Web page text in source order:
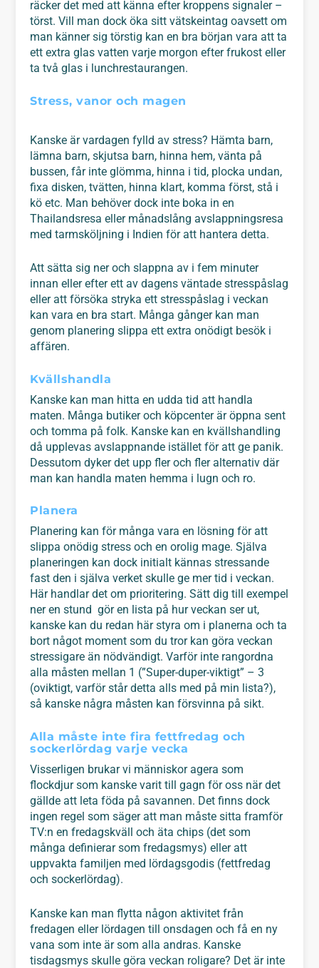
räcker det med att känna efter kroppens signaler –
törst. Vill man dock öka sitt vätskeintag oavsett om
man känner sig törstig kan en bra början vara att ta
ett extra glas vatten varje morgon efter frukost eller
ta två glas i lunchrestaurangen.
Stress, vanor och magen
Kanske är vardagen fylld av stress? Hämta barn,
lämna barn, skjutsa barn, hinna hem, vänta på
bussen, får inte glömma, hinna i tid, plocka undan,
fixa disken, tvätten, hinna klart, komma först, stå i
kö etc. Man behöver dock inte boka in en
Thailandsresa eller månadslång avslappningsresa
med tarmsköljning i Indien för att hantera detta.
Att sätta sig ner och slappna av i fem minuter
innan eller efter ett av dagens väntade stresspåslag
eller att försöka stryka ett stresspåslag i veckan
kan vara en bra start. Många gånger kan man
genom planering slippa ett extra onödigt besök i
affären.
Kvällshandla
Kanske kan man hitta en udda tid att handla
maten. Många butiker och köpcenter är öppna sent
och tomma på folk. Kanske kan en kvällshandling
då upplevas avslappnande istället för att ge panik.
Dessutom dyker det upp fler och fler alternativ där
man kan handla maten hemma i lugn och ro.
Planera
Planering kan för många vara en lösning för att
slippa onödig stress och en orolig mage. Själva
planeringen kan dock initialt kännas stressande
fast den i själva verket skulle ge mer tid i veckan.
Här handlar det om prioritering. Sätt dig till exempel
ner en stund gör en lista på hur veckan ser ut,
kanske kan du redan här styra om i planerna och ta
bort något moment som du tror kan göra veckan
stressigare än nödvändigt. Varför inte rangordna
alla måsten mellan 1 (”Super-duper-viktigt” – 3
(oviktigt, varför står detta alls med på min lista?),
så kanske några måsten kan försvinna på sikt.
Alla måste inte fira fettfredag och
sockerlördag varje vecka
Visserligen brukar vi människor agera som
flockdjur som kanske varit till gagn för oss när det
gällde att leta föda på savannen. Det finns dock
ingen regel som säger att man måste sitta framför
TV:n en fredagskväll och äta chips (det som
många definierar som fredagsmys) eller att
uppvakta familjen med lördagsgodis (fettfredag
och sockerlördag).
Kanske kan man flytta någon aktivitet från
fredagen eller lördagen till onsdagen och få en ny
vana som inte är som alla andras. Kanske
tisdagsmys skulle göra veckan roligare? Det är inte